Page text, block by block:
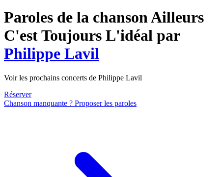
Paroles de la chanson Ailleurs
C'est Toujours L'idéal par
Philippe Lavil
Voir les prochains concerts de Philippe Lavil
Réserver
Chanson manquante ? Proposer les paroles